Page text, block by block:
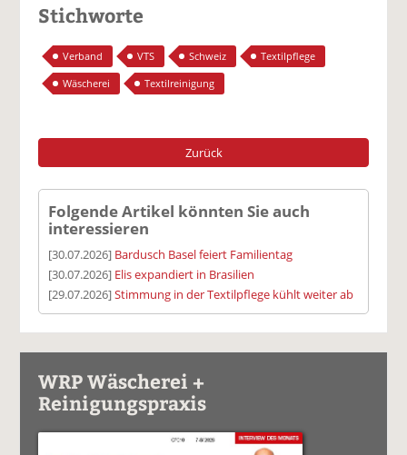
Stichworte
Verband VTS Schweiz
Textilpflege
Wäscherei
Textilreinigung
Zurück
Folgende Artikel könnten Sie auch
interessieren
[30.07.2026] Bardusch Basel feiert Familientag
[30.07.2026] Elis expandiert in Brasilien
[29.07.2026]Stimmung in der Textilpflege kühlt weiter ab
WRP Wäscherei +
Reinigungspraxis